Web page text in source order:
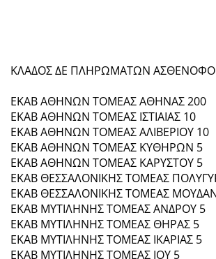
ΚΛΑΔΟΣ ΔΕ ΠΛΗΡΩΜΑΤΩΝ
ΕΚΑΒ ΑΘΗΝΩΝ ΤΟΜΕΑΣ ΑΘΗΝΑΣ 200
ΕΚΑΒ ΑΘΗΝΩΝ ΤΟΜΕΑΣ ΙΣΤΙΑΙΑΣ 10
ΕΚΑΒ ΑΘΗΝΩΝ ΤΟΜΕΑΣ ΑΛΙΒΕΡΙΟΥ 10
ΕΚΑΒ ΑΘΗΝΩΝ ΤΟΜΕΑΣ ΚΥΘΗΡΩΝ 5
ΕΚΑΒ ΑΘΗΝΩΝ ΤΟΜΕΑΣ ΚΑΡΥΣΤΟΥ 5
ΕΚΑΒ ΘΕΣΣΑΛΟΝΙΚΗΣ ΤΟΜΕΑΣ
ΕΚΑΒ ΘΕΣΣΑΛΟΝΙΚΗΣ ΤΟΜΕΑΣ
ΕΚΑΒ ΜΥΤΙΛΗΝΗΣ ΤΟΜΕΑΣ ΑΝΔΡΟΥ 5
ΕΚΑΒ ΜΥΤΙΛΗΝΗΣ ΤΟΜΕΑΣ ΘΗΡΑΣ 5
ΕΚΑΒ ΜΥΤΙΛΗΝΗΣ ΤΟΜΕΑΣ ΙΚΑΡΙΑΣ 5
ΕΚΑΒ ΜΥΤΙΛΗΝΗΣ ΤΟΜΕΑΣ ΙΟΥ 5